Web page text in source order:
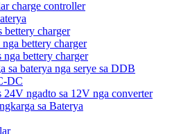
charge controller
bettery charger
bettery charger
nga bettery charger
sa baterya nga serye sa DDB
DC
24V ngadto sa 12V nga converter
sa Baterya